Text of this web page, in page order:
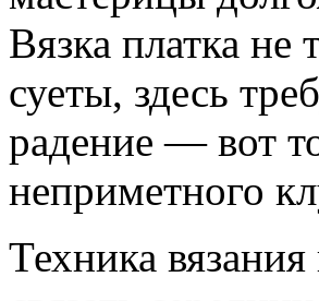
Вязка платка не
суеты, здесь
радение — вот
неприметного
Техника